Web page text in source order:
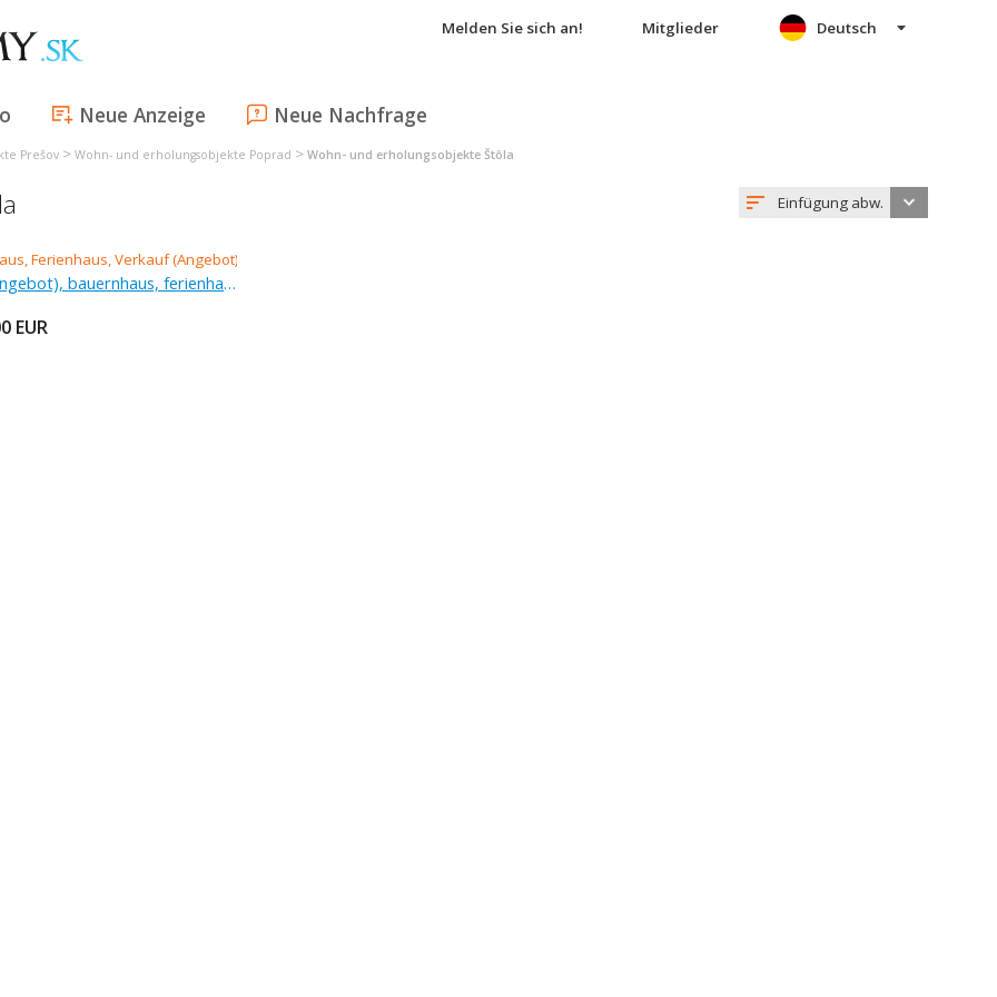
Melden Sie sich an! Mitglieder
Neue Anzeige Neue Nachfrage
Deutsch
Prešov > Wohn- und erholungsobjekte Poprad > Wohn- und erholungsobjekte Štôla
Einfügung abw.
Verkauf (Angebot), bauernhaus, ferienhaus, 324 m
EUR